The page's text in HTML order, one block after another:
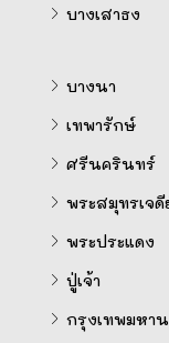
บางเสาธง
บางนา
เทพารักษ์
ศรีนครินทร์
พระสมุทรเจดี
พระประแดง
ปู่เจ้า
กรุงเทพมหา